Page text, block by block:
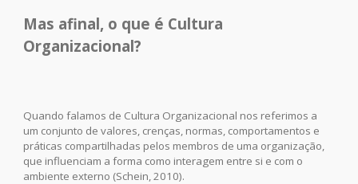
Mas afinal, o que é Cultura
Organizacional?
Quando falamos de Cultura Organizacional nos referimos a
um conjunto de valores, crenças, normas, comportamentos e
práticas compartilhadas pelos membros de uma organização,
que influenciam a forma como interagem entre si e com o
ambiente externo (Schein, 2010).